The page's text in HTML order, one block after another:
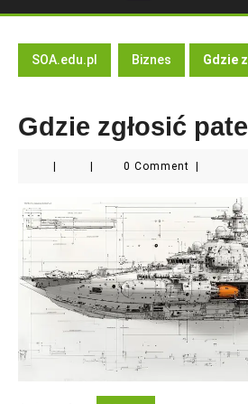
Button
SOA.edu.pl Biznes Gdzie
Gdzie zgłosić
0 Comment